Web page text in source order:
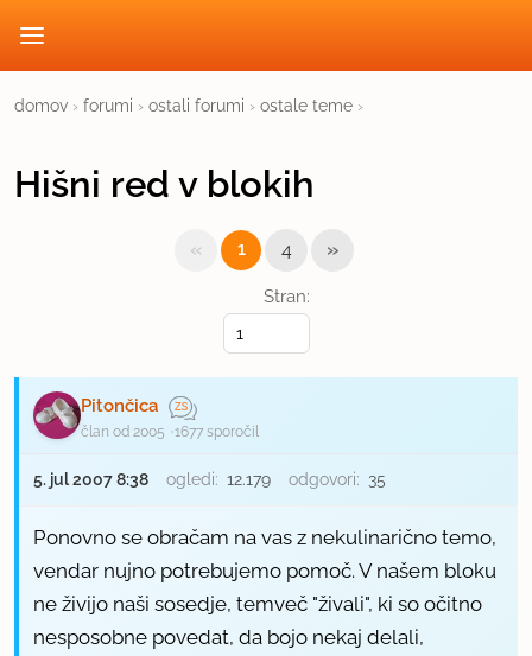
domov › forumi › ostali forumi › ostale teme ›
Hišni red v blokih
Stran:
« 1 4 »
Pitončica
član od 2005 1677 sporočil
5. jul 2007 8:38 ogledi: 12.179 odgovori: 35
Ponovno se obračam na vas z nekulinarično temo,
vendar nujno potrebujemo pomoč. V našem bloku
ne živijo naši sosedje, temveč "živali", ki so očitno
nesposobne povedat, da bojo nekaj delali,